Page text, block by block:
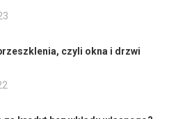
czyli okna i drzwi